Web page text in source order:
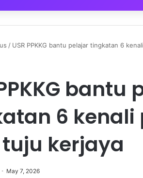
/ USR PPKKG bantu pelajar tingkatan 6
bantu
6 kenali
kerjaya
May 7, 2026